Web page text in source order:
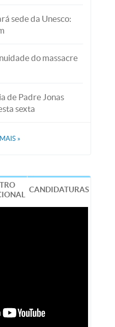
sede da Unesco:
do massacre
de Padre Jonas
sexta
»
CANDIDATURAS